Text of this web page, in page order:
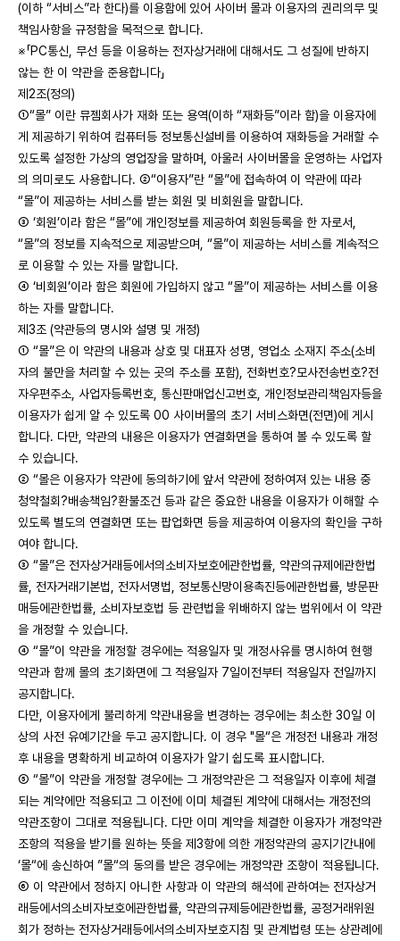
(이하 “서비스”라 한다)를 이용함에 있어 사이버 몰과 이용자의 권리의무 및
책임사항을 규정함을 목적으로 합니다.
※「PC통신, 무선 등을 이용하는 전자상거래에 대해서도 그 성질에 반하지
않는 한 이 약관을 준용합니다」
제2조(정의)
①“몰” 이란 뮤젬회사가 재화 또는 용역(이하 “재화등”이라 함)을 이용자에
게 제공하기 위하여 컴퓨터등 정보통신설비를 이용하여 재화등을 거래할 수
있도록 설정한 가상의 영업장을 말하며, 아울러 사이버몰을 운영하는 사업자
의 의미로도 사용합니다. ②“이용자”란 “몰”에 접속하여 이 약관에 따라
“몰”이 제공하는 서비스를 받는 회원 및 비회원을 말합니다.
③ ‘회원’이라 함은 “몰”에 개인정보를 제공하여 회원등록을 한 자로서,
“몰”의 정보를 지속적으로 제공받으며, “몰”이 제공하는 서비스를 계속적으
로 이용할 수 있는 자를 말합니다.
④ ‘비회원’이라 함은 회원에 가입하지 않고 “몰”이 제공하는 서비스를 이용
하는 자를 말합니다.
제3조 (약관등의 명시와 설명 및 개정)
① “몰”은 이 약관의 내용과 상호 및 대표자 성명, 영업소 소재지 주소(소비
자의 불만을 처리할 수 있는 곳의 주소를 포함), 전화번호?모사전송번호?전
자우편주소, 사업자등록번호, 통신판매업신고번호, 개인정보관리책임자등을
이용자가 쉽게 알 수 있도록 00 사이버몰의 초기 서비스화면(전면)에 게시
합니다. 다만, 약관의 내용은 이용자가 연결화면을 통하여 볼 수 있도록 할
수 있습니다.
② “몰은 이용자가 약관에 동의하기에 앞서 약관에 정하여져 있는 내용 중
청약철회?배송책임?환불조건 등과 같은 중요한 내용을 이용자가 이해할 수
있도록 별도의 연결화면 또는 팝업화면 등을 제공하여 이용자의 확인을 구하
여야 합니다.
③ “몰”은 전자상거래등에서의소비자보호에관한법률, 약관의규제에관한법
률, 전자거래기본법, 전자서명법, 정보통신망이용촉진등에관한법률, 방문판
매등에관한법률, 소비자보호법 등 관련법을 위배하지 않는 범위에서 이 약관
을 개정할 수 있습니다.
④ “몰”이 약관을 개정할 경우에는 적용일자 및 개정사유를 명시하여 현행
약관과 함께 몰의 초기화면에 그 적용일자 7일이전부터 적용일자 전일까지
공지합니다.
다만, 이용자에게 불리하게 약관내용을 변경하는 경우에는 최소한 30일 이
상의 사전 유예기간을 두고 공지합니다. 이 경우 "몰“은 개정전 내용과 개정
후 내용을 명확하게 비교하여 이용자가 알기 쉽도록 표시합니다.
⑤ “몰”이 약관을 개정할 경우에는 그 개정약관은 그 적용일자 이후에 체결
되는 계약에만 적용되고 그 이전에 이미 체결된 계약에 대해서는 개정전의
약관조항이 그대로 적용됩니다. 다만 이미 계약을 체결한 이용자가 개정약관
조항의 적용을 받기를 원하는 뜻을 제3항에 의한 개정약관의 공지기간내에
‘몰“에 송신하여 ”몰“의 동의를 받은 경우에는 개정약관 조항이 적용됩니다.
⑥ 이 약관에서 정하지 아니한 사항과 이 약관의 해석에 관하여는 전자상거
래등에서의소비자보호에관한법률, 약관의규제등에관한법률, 공정거래위원
회가 정하는 전자상거래등에서의소비자보호지침 및 관계법령 또는 상관례에